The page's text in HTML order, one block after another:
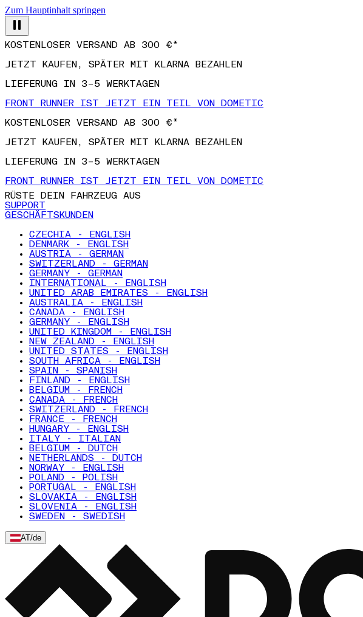
Zum Hauptinhalt springen
KOSTENLOSER VERSAND AB 300 €*
JETZT KAUFEN, SPÄTER MIT KLARNA BEZAHLEN
LIEFERUNG IN 3–5 WERKTAGEN
FRONT RUNNER IST JETZT EIN TEIL VON DOMETIC
KOSTENLOSER VERSAND AB 300 €*
JETZT KAUFEN, SPÄTER MIT KLARNA BEZAHLEN
LIEFERUNG IN 3–5 WERKTAGEN
FRONT RUNNER IST JETZT EIN TEIL VON DOMETIC
RÜSTE DEIN FAHRZEUG AUS
SUPPORT
GESCHÄFTSKUNDEN
CZECHIA - ENGLISH
DENMARK - ENGLISH
AUSTRIA - GERMAN
SWITZERLAND - GERMAN
GERMANY - GERMAN
INTERNATIONAL - ENGLISH
UNITED ARAB EMIRATES - ENGLISH
AUSTRALIA - ENGLISH
CANADA - ENGLISH
GERMANY - ENGLISH
UNITED KINGDOM - ENGLISH
NEW ZEALAND - ENGLISH
UNITED STATES - ENGLISH
SOUTH AFRICA - ENGLISH
SPAIN - SPANISH
FINLAND - ENGLISH
BELGIUM - FRENCH
CANADA - FRENCH
SWITZERLAND - FRENCH
FRANCE - FRENCH
HUNGARY - ENGLISH
ITALY - ITALIAN
BELGIUM - DUTCH
NETHERLANDS - DUTCH
NORWAY - ENGLISH
POLAND - POLISH
PORTUGAL - ENGLISH
SLOVAKIA - ENGLISH
SLOVENIA - ENGLISH
SWEDEN - SWEDISH
AT/de